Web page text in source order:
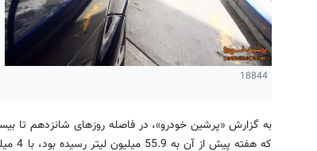
18844
به گزارش «پرشین خودرو»، در فاصله روزهای شانزدهم تا